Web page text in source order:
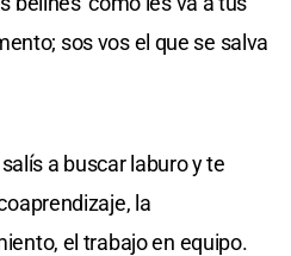
sos vos el que se salva
a buscar laburo y te
la
el trabajo en equipo.